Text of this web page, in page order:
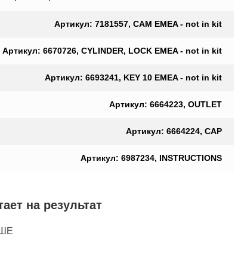
Артикул: 7181557, CAM EMEA - not in kit
Артикул: 6670726, CYLINDER, LOCK EMEA - not in kit
Артикул: 6693241, KEY 10 EMEA - not in kit
Артикул: 6664223, OUTLET
Артикул: 6664224, CAP
Артикул: 6987234, INSTRUCTIONS
на результат